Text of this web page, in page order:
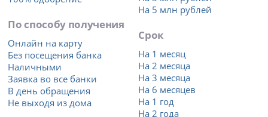
По способу получения
Онлайн на карту
Без посещения банка
Наличными
Заявка во все банки
В день обращения
Не выходя из дома
На 5 млн рублей
Срок
На 1 месяц
На 2 месяца
На 3 месяца
На 6 месяцев
На 1 год
На 2 года